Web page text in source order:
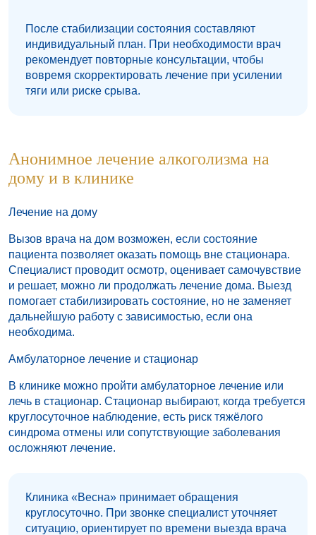
После стабилизации состояния составляют
индивидуальный план. При необходимости врач
рекомендует повторные консультации, чтобы
вовремя скорректировать лечение при усилении
тяги или риске срыва.
Анонимное лечение алкоголизма на
дому и в клинике
Лечение на дому
Вызов врача на дом возможен, если состояние
пациента позволяет оказать помощь вне стационара.
Специалист проводит осмотр, оценивает самочувствие
и решает, можно ли продолжать лечение дома. Выезд
помогает стабилизировать состояние, но не заменяет
дальнейшую работу с зависимостью, если она
необходима.
Амбулаторное лечение и стационар
В клинике можно пройти амбулаторное лечение или
лечь в стационар. Стационар выбирают, когда требуется
круглосуточное наблюдение, есть риск тяжёлого
синдрома отмены или сопутствующие заболевания
осложняют лечение.
Клиника «Весна» принимает обращения
круглосуточно. При звонке специалист уточняет
ситуацию, ориентирует по времени выезда врача